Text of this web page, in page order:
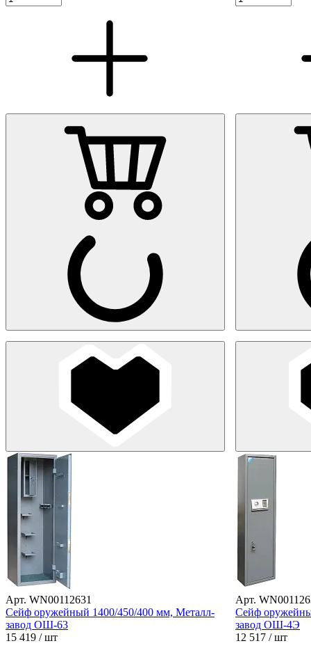
Арт. WN00112631
Сейф оружейный 1400/450/400 мм, Металл-
завод ОШ-63
15 419 / шт
Арт.
Сейф
завод ОШ-4Э
12 517 / шт